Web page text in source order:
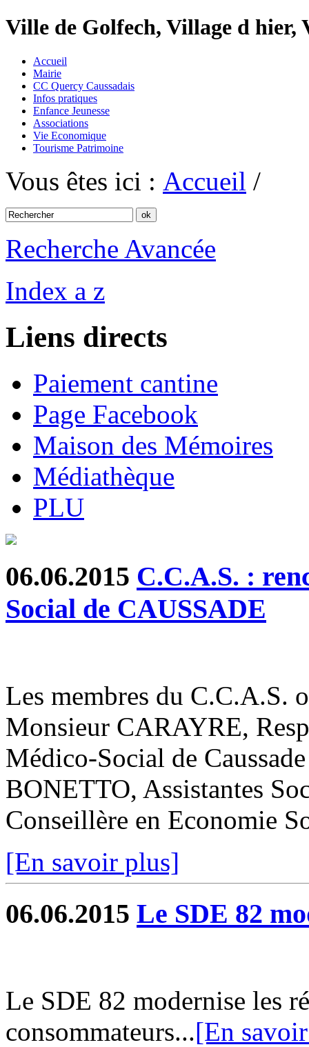
Ville de Golfech, Village d
Accueil
Mairie
CC Quercy Caussadais
Infos pratiques
Enfance Jeunesse
Associations
Vie Economique
Tourisme Patrimoine
Vous êtes ici : Accueil /
Recherche Avancée
Index a z
Liens directs
Paiement cantine
Page Facebook
Maison des Mémoires
Médiathèque
PLU
06.06.2015 C.C.A.S. :
Social de CAUSSADE
Les membres du C.C.A.S.
Monsieur CARAYRE,
Médico-Social de
BONETTO, Assistantes
Conseillère en Economie
[En savoir plus]
06.06.2015 Le SDE 82
Le SDE 82 modernise les
consommateurs...[En